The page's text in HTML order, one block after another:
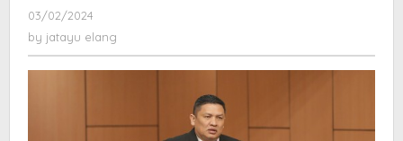
03/02/2024
jatayu
by jatayu elang